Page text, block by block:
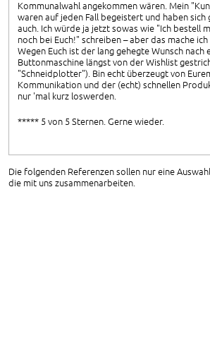
Kommunalwahl angekommen wären. Mein
waren auf jeden Fall begeistert und haben sich
auch. Ich würde ja jetzt sowas wie "Ich bestell
noch bei Euch!" schreiben – aber das mache ich
Wegen Euch ist der lang gehegte Wunsch nach
Buttonmaschine längst von der Wishlist
"Schneidplotter"). Bin echt überzeugt von
Kommunikation und der (echt) schnellen
nur 'mal kurz loswerden.
***** 5 von 5 Sternen. Gerne wieder.
Die folgenden Referenzen sollen nur eine
die mit uns zusammenarbeiten.